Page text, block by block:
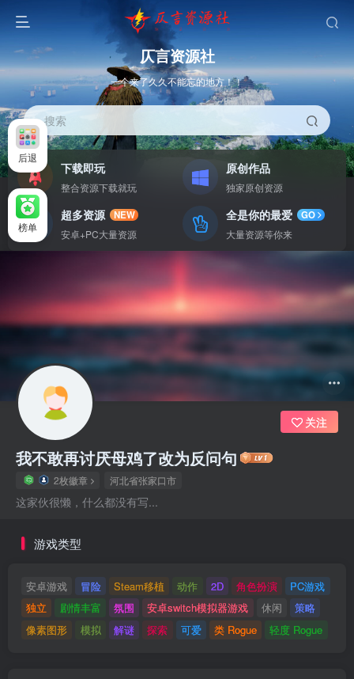
仄言资源社
一个来了久久不能忘的地方！！
搜索
下载即玩
整合资源下载就玩
原创作品
独家原创资源
超多资源
NEW
安卓+PC大量资源
全是你的最爱
GO
大量资源等你来
我不敢再讨厌母鸡了改为反问句
2枚徽章 河北省张家口市
这家伙很懒，什么都没有写...
关注
游戏类型
安卓游戏 冒险 Steam移植 动作 2D 角色扮演
PC游戏
独立
剧情丰富 氛围 安卓switch模拟器游戏 休闲
策略
像素图形
模拟 解谜 探索 可爱 类 Rogue 轻度 Rogue
后退
榜单